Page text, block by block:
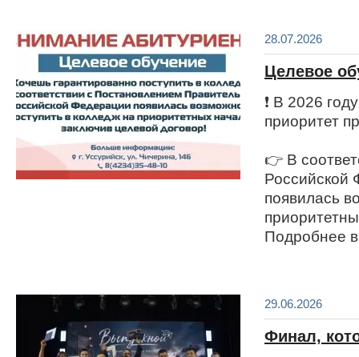
28.07.2026
Целевое
❗️ В 2026
приоритет
👉 В
Российской
появилась
Подробнее
29.06.2026
Финал,